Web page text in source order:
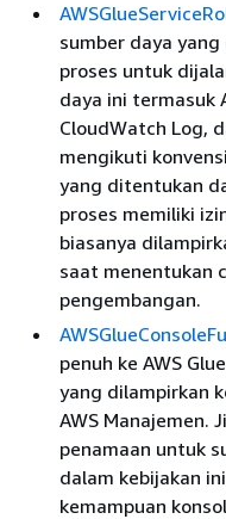
sumber daya yang
proses untuk
daya ini termasuk
CloudWatch Log,
mengikuti
yang ditentukan
proses memiliki
biasanya
saat menentukan
pengembangan.
penuh ke AWS
yang dilampirkan
AWS Manajemen.
penamaan untuk
dalam kebijakan
kemampuan